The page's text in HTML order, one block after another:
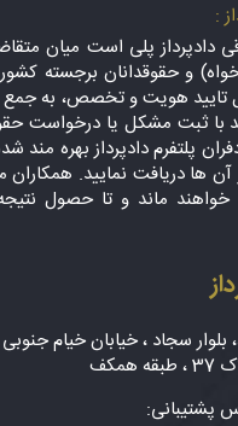
:
دادپرداز پلی است میان
و حقوقدانان برجسته
تایید هویت و تخصص، به جمع
با ثبت مشکل یا درخواست
پلتفرم دادپرداز بهره مند
آن ها دریافت نمایید.
خواهند ماند و تا حصول
پشتیبانی: